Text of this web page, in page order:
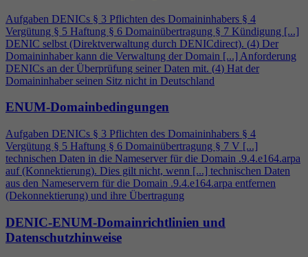
Aufgaben DENICs § 3 Pflichten des Domaininhabers § 4
Vergütung § 5 Haftung § 6 Domainübertragung § 7 Kündigung [...]
DENIC selbst (Direktverwaltung durch DENICdirect). (4) Der
Domaininhaber kann die Verwaltung der Domain [...] Anforderung
DENICs an der Überprüfung seiner Daten mit. (4) Hat der
Domaininhaber seinen Sitz nicht in Deutschland
ENUM-Domainbedingungen
Aufgaben DENICs § 3 Pflichten des Domaininhabers § 4
Vergütung § 5 Haftung § 6 Domainübertragung § 7 V [...]
technischen Daten in die Nameserver für die Domain .9.4.e164.arpa
auf (Konnektierung). Dies gilt nicht, wenn [...] technischen Daten
aus den Nameservern für die Domain .9.4.e164.arpa entfernen
(Dekonnektierung) und ihre Übertragung
DENIC-ENUM-Domainrichtlinien und
Datenschutzhinweise